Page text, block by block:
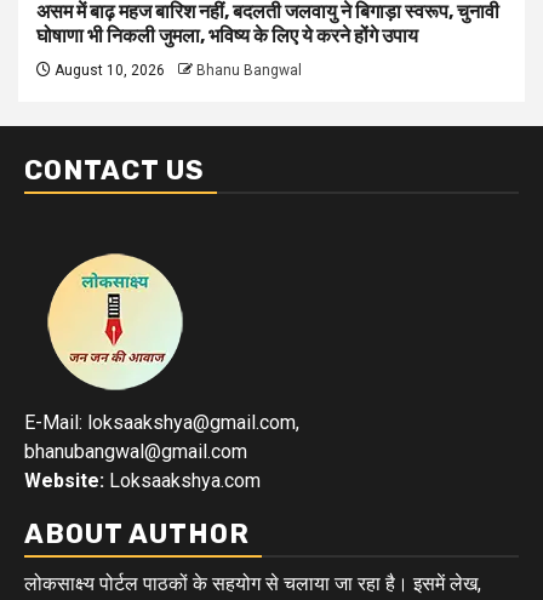
असम में बाढ़ महज बारिश नहीं, बदलती जलवायु ने बिगाड़ा स्वरूप, चुनावी
घोषाणा भी निकली जुमला, भविष्य के लिए ये करने होंगे उपाय
August 10, 2026 Bhanu Bangwal
CONTACT US
E-Mail: loksaakshya@gmail.com,
bhanubangwal@gmail.com
Website: Loksaakshya.com
ABOUT AUTHOR
लोकसाक्ष्य पोर्टल पाठकों के सहयोग से चलाया जा रहा है। इसमें लेख,